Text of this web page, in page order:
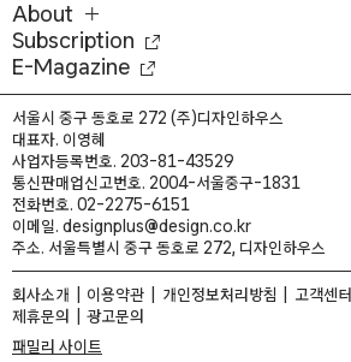
About
Subscription
E-Magazine
서울시 중구 동호로 272 (주)디자인하우스
대표자. 이영혜
사업자등록번호. 203-81-43529
통신판매업신고번호. 2004-서울중구-1831
전화번호. 02-2275-6151
이메일. designplus@design.co.kr
주소. 서울특별시 중구 동호로 272, 디자인하우스
회사소개 이용약관 개인정보처리방침 고객센터
제휴문의
광고문의
패밀리 사이트